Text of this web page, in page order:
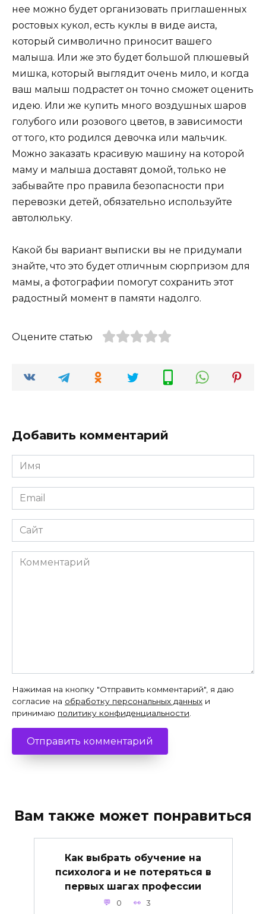
нее можно будет организовать приглашенных
ростовых кукол, есть куклы в виде аиста,
который символично приносит вашего
малыша. Или же это будет большой плюшевый
мишка, который выглядит очень мило, и когда
ваш малыш подрастет он точно сможет оценить
идею. Или же купить много воздушных шаров
голубого или розового цветов, в зависимости
от того, кто родился девочка или мальчик.
Можно заказать красивую машину на которой
маму и малыша доставят домой, только не
забывайте про правила безопасности при
перевозки детей, обязательно используйте
автолюльку.
Какой бы вариант выписки вы не придумали
знайте, что это будет отличным сюрпризом для
мамы, а фотографии помогут сохранить этот
радостный момент в памяти надолго.
Оцените статью
Добавить комментарий
Имя
*
Email
*
Сайт
Комментарий
Нажимая на кнопку "Отправить комментарий", я даю
согласие на обработку персональных данных и
принимаю политику конфиденциальности.
Вам также может понравиться
Как выбрать обучение на
психолога и не потеряться в
первых шагах профессии
0 3